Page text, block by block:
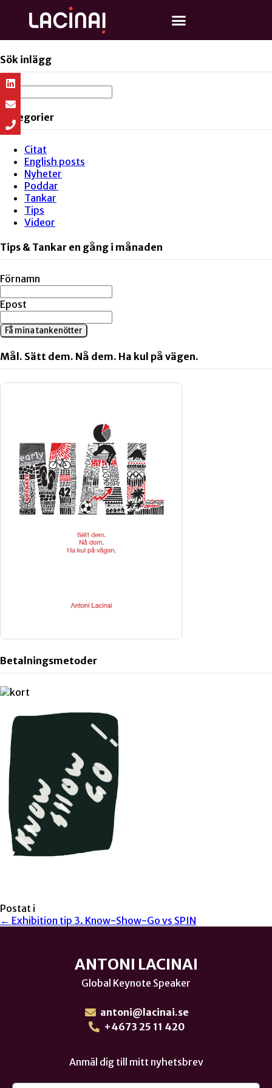
Sök inlägg
Kategorier
Citat
English posts
Nyheter
Poddar
Tankar
Tips
Videor
Tips & Tankar en gång i månaden
Förnamn
Epost
Få mina tankenötter
Mål. Sätt dem. Nå dem. Ha kul på vägen.
Betalningsmetoder
Postat i
← Exhibition tip 3. Know-Show-Go vs SPIN
ANTONI LACINAI
Global Keynote Speaker
antoni@lacinai.se
+4673 25 11 420
Anmäl dig till mitt nyhetsbrev